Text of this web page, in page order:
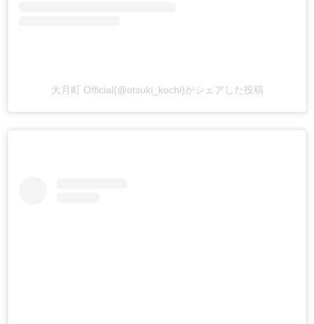
大月町 Official(@otsuki_kochi)がシェアした投稿